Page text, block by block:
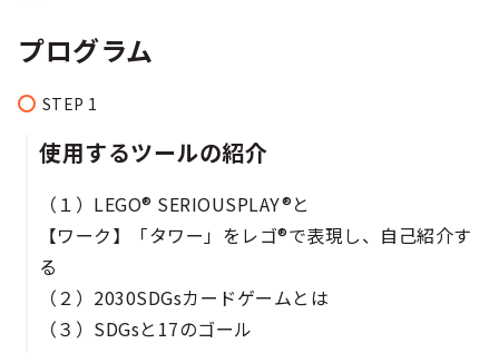
プログラム
使用するツールの紹介
（１）LEGO® SERIOUSPLAY®と
【ワーク】「タワー」をレゴ®で表現し、自己紹介す
る
（２）2030SDGsカードゲームとは
（３）SDGsと17のゴール